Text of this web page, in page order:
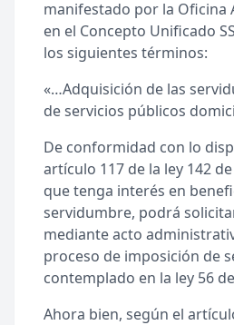
manifestado por la Oficina
en el Concepto Unificado
los siguientes términos:
«…Adquisición de las
de servicios públicos
De conformidad con lo
artículo 117 de la ley 142
que tenga interés en
servidumbre, podrá
mediante acto
proceso de imposición de
contemplado en la ley 56
Ahora bien, según el